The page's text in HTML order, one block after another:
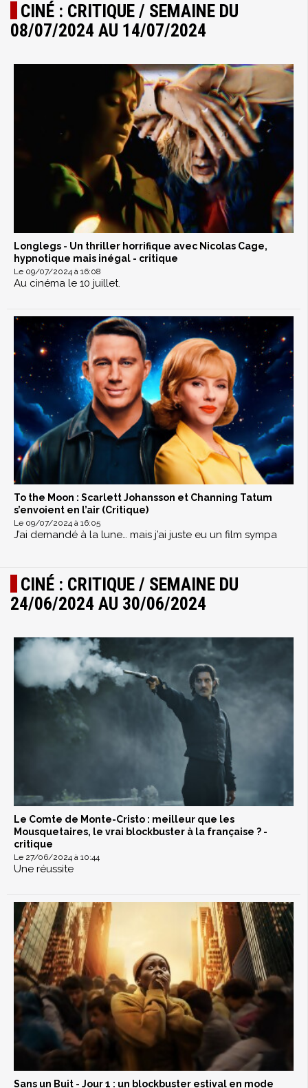
CINÉ : CRITIQUE / SEMAINE DU
08/07/2024 AU 14/07/2024
Longlegs - Un thriller horrifique avec Nicolas Cage,
hypnotique mais inégal - critique
Le 09/07/2024 à 16:08
Au cinéma le 10 juillet.
To the Moon : Scarlett Johansson et Channing Tatum
s’envoient en l’air (Critique)
Le 09/07/2024 à 16:05
J’ai demandé à la lune… mais j’ai juste eu un film sympa
CINÉ : CRITIQUE / SEMAINE DU
24/06/2024 AU 30/06/2024
Le Comte de Monte-Cristo : meilleur que les
Mousquetaires, le vrai blockbuster à la française ? -
critique
Le 27/06/2024 à 10:44
Une réussite
Sans un Buit - Jour 1 : un blockbuster estival en mode